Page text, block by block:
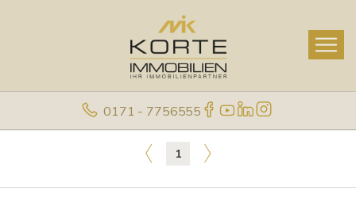
0171 - 7756555
1